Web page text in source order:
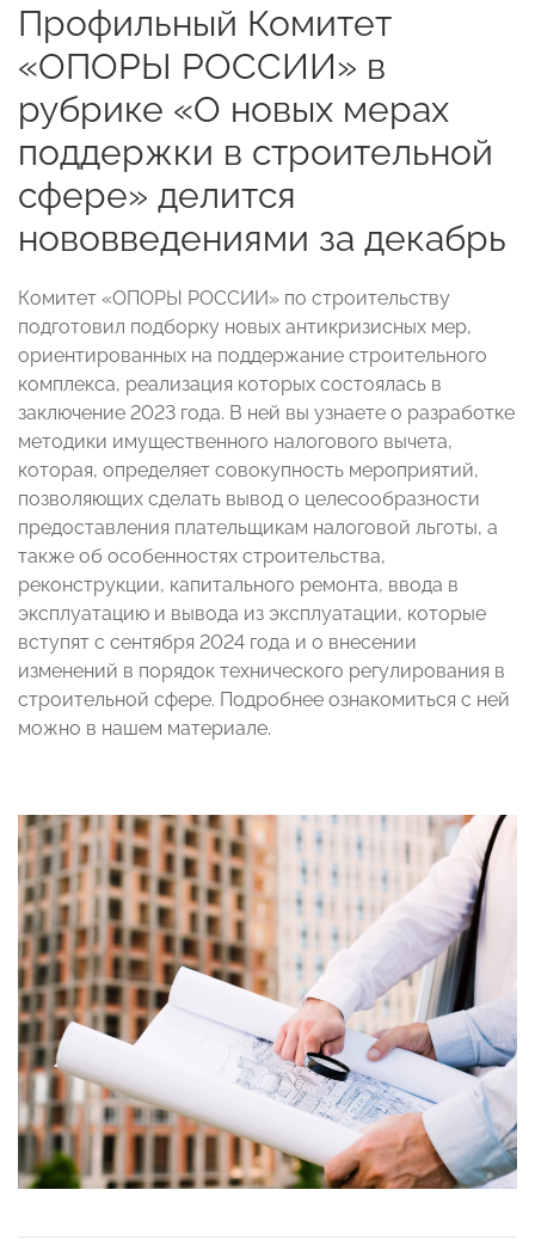
Профильный Комитет
«ОПОРЫ РОССИИ» в
рубрике «О новых мерах
поддержки в строительной
сфере» делится
нововведениями за декабрь
Комитет «ОПОРЫ РОССИИ» по строительству
подготовил подборку новых антикризисных мер,
ориентированных на поддержание строительного
комплекса, реализация которых состоялась в
заключение 2023 года. В ней вы узнаете о разработке
методики имущественного налогового вычета,
которая, определяет совокупность мероприятий,
позволяющих сделать вывод о целесообразности
предоставления плательщикам налоговой льготы, а
также об особенностях строительства,
реконструкции, капитального ремонта, ввода в
эксплуатацию и вывода из эксплуатации, которые
вступят с сентября 2024 года и о внесении
изменений в порядок технического регулирования в
строительной сфере. Подробнее ознакомиться с ней
можно в нашем материале.